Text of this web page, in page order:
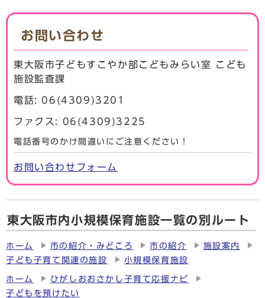
お問い合わせ
東大阪市子どもすこやか部こどもみらい室 こども
施設監査課
電話: 06(4309)3201
ファクス: 06(4309)3225
電話番号のかけ間違いにご注意ください！
お問い合わせフォーム
東大阪市内小規模保育施設一覧の別ルート
ホーム 市の紹介・みどころ 市の紹介
施設案内
子ども子育て関連の施設
小規模保育施設
ホーム
ひがしおおさかし子育て応援ナビ
子どもを預けたい